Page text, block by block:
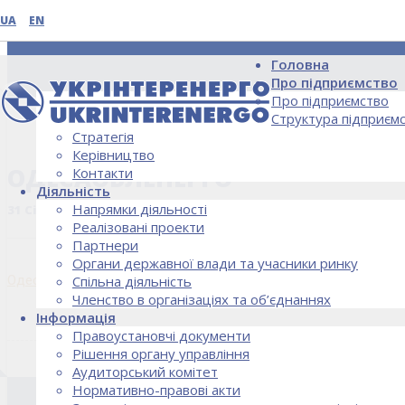
UA EN
Головна
Про підприємство
Про підприємство
Структура
Стратегія
Керівництво
Контакти
Діяльність
Напрямки діяльності
Реалізовані проекти
Партнери
Органи державної влади та учасники ринку
Спільна діяльність
Членство в організаціях та об’єднаннях
Інформація
Правоустановчі документи
Рішення органу управління
Аудиторський комітет
Нормативно-правові акти
НОВИНИ
ОДЕСАОБЛЕНЕРГО
31 Січня, 2019
Одесаобленерго